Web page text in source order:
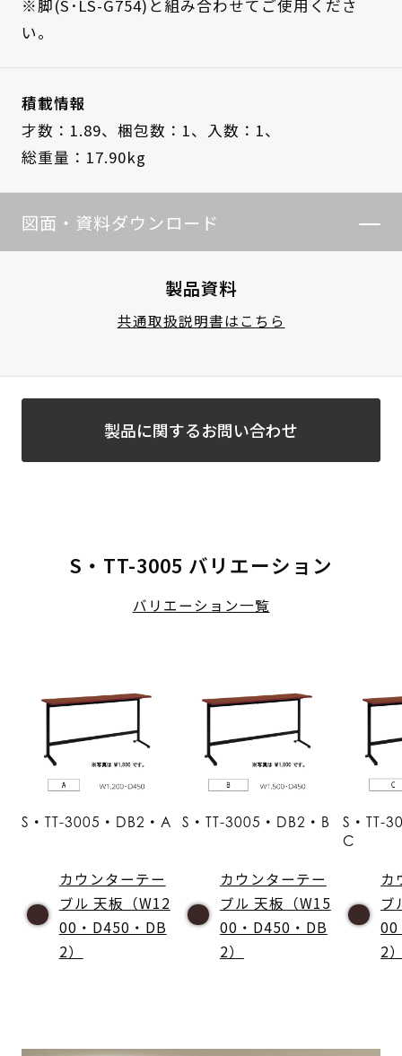
※脚(S･LS-G754)と組み合わせてご使用くださ
い。
積載情報
才数：1.89、 梱包数：1、 入数：1、
総重量：17.90kg
図面・資料ダウンロード
製品資料
共通取扱説明書はこちら
製品に関するお問い合わせ
S・TT-3005 バリエーション
バリエーション一覧
S・TT-3005・DB2・A
カウンターテー
ブル 天板（W12
00・D450・DB
2）
S・TT-3005・DB2・B
カウンターテー
ブル 天板（W15
00・D450・DB
2）
S・TT-
C
カ
ブ
00
2